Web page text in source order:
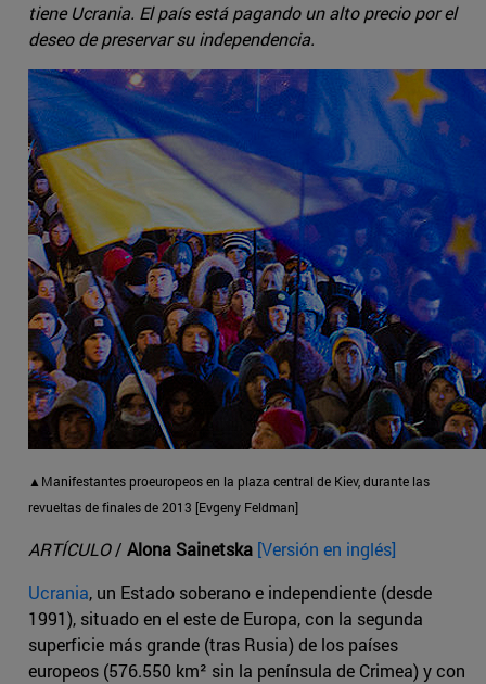
tiene Ucrania. El país está pagando un alto precio por el
deseo de preservar su independencia.
▲Manifestantes proeuropeos en la plaza central de Kiev, durante las
revueltas de finales de 2013 [Evgeny Feldman]
ARTÍCULO/ Alona Sainetska [Versión en inglés]
Ucrania, un Estado soberano e independiente (desde
1991), situado en el este de Europa, con la segunda
superficie más grande (tras Rusia) de los países
europeos (576.550 km² sin la península de Crimea) y con